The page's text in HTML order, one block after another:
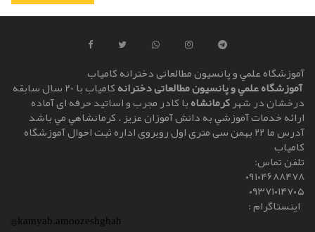
آموزشگاه علمي و پانسیون مطالعاتی دخترانه کامياب
آموزشگاه علمي و پانسیون مطالعاتی دخترانه کامياب با 20 سال سابقه
درخشان در شهرکرمانشاهبا کادر مجرب و اساتيد حرفه ای آماده
ارائه خدمات آموزشي به دانش آموزان عزيز . کرمانشاهي مي باشد
آدرس ما ۲۲ بهمن سی متری اول روبروی اداره ثبت احوال آموزشگاه
کامیاب
تلفن تماس:
۰۹۱۰۴۶۸۸۴۷۸
۰۹۳۷۱۰۱۴۷۰۵
اینستاگرام :
@kamyab.amoozeshghah